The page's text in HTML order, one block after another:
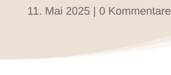
11. Mai 2025| 0 Kommentare